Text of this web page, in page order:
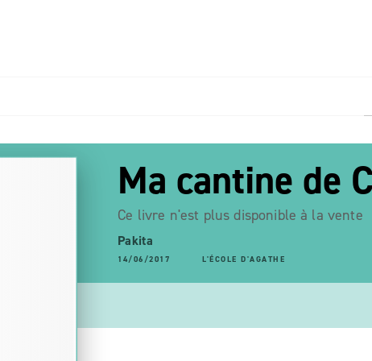
Ma cantine de
Ce livre n'est plus disponible à la vente
Pakita
14/06/2017 L'ÉCOLE D'AGATHE